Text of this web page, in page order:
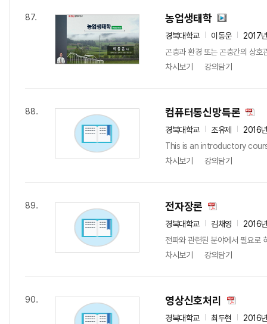
87. 농업생태학
경북대학교 이동운
2017
곤충과 환경 또는 곤충간의 상호
차시보기
강의담기
88. 컴퓨터통신망특론
경북대학교 조유제
2016
This is an introductory
차시보기
강의담기
89. 전자장론
경북대학교 김채영
2016
전파와 관련된 분야에서 필요로
차시보기
강의담기
90. 영상신호처리
경북대학교 최두현
2016